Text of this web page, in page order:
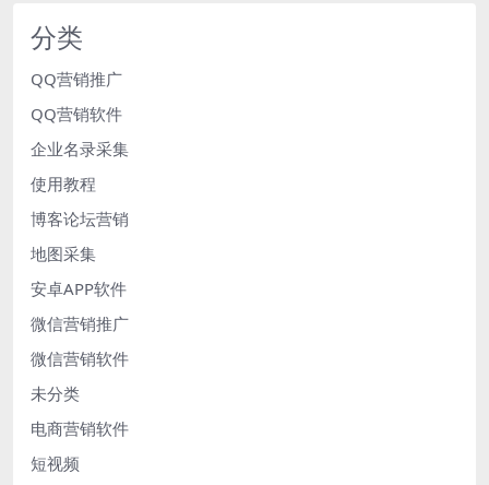
分类
QQ营销推广
QQ营销软件
企业名录采集
使用教程
博客论坛营销
地图采集
安卓APP软件
微信营销推广
微信营销软件
未分类
电商营销软件
短视频